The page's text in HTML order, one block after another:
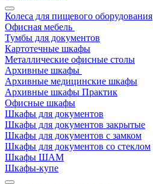
Колеса для пищевого оборудования
Офисная мебель
Тумбы для документов
Картотечные шкафы
Металлические офисные столы
Архивные шкафы
Архивные медицинские шкафы
Архивные шкафы Практик
Офисные шкафы
Шкафы для документов
Шкафы для документов закрытые
Шкафы для документов с замком
Шкафы для документов со стеклом
Шкафы ШАМ
Шкафы-купе